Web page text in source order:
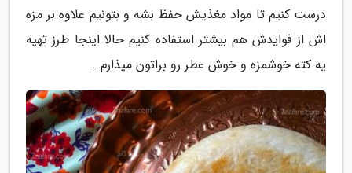
درست کنیم تا مواد مغذیش حفظ بشه و بتونیم علاوه بر مزه
اش از فوایدش هم بیشتر استفاده کنیم حالا اینجا طرز تهیه
یه کته خوشمزه و خوش عطر رو براتون میذارم…